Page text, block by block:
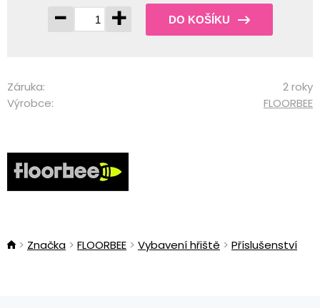
-
+ DO KOŠÍKU
Záruka:
2 roky
Výrobce:
FLOORBEE
Značka FLOORBEE Vybavení hřiště Příslušenství